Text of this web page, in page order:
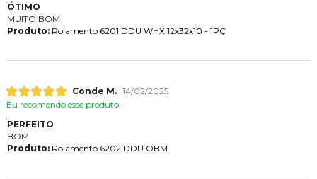
ÓTIMO
MUITO BOM
Produto:Rolamento 6201 DDU WHX 12x32x10 - 1PÇ
Conde M. 14/02/2025
Eu recomendo esse produto.
PERFEITO
BOM
Produto:Rolamento 6202 DDU OBM